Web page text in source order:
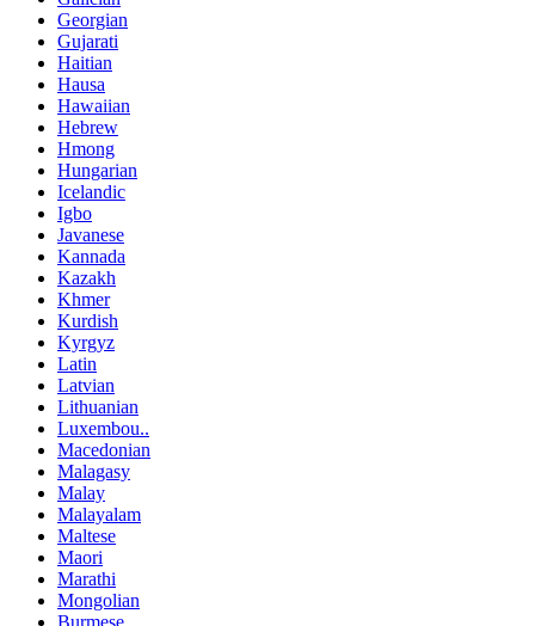
Georgian
Gujarati
Haitian
Hausa
Hawaiian
Hebrew
Hmong
Hungarian
Icelandic
Igbo
Javanese
Kannada
Kazakh
Khmer
Kurdish
Kyrgyz
Latin
Latvian
Lithuanian
Luxembou..
Macedonian
Malagasy
Malay
Malayalam
Maltese
Maori
Marathi
Mongolian